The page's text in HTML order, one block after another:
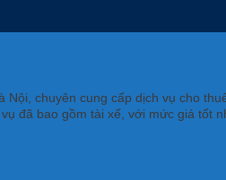
Nội, chuyên cung cấp dịch vụ cho
vụ đã bao gồm tài xế, với mức giá tốt